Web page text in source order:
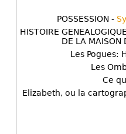
POSSESSION -
HISTOIRE
DE LA MAISON
Les Pogues:
Les
Ce
Elizabeth, ou la